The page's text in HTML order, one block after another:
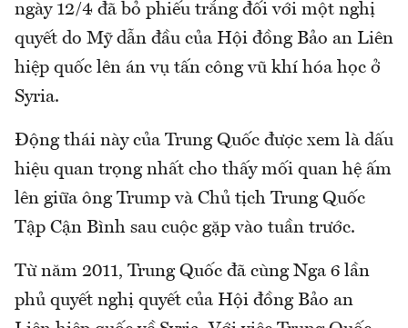
ngày 12/4 đã bỏ phiếu trắng đối với một nghị
quyết do Mỹ dẫn đầu của Hội đồng Bảo an Liên
hiệp quốc lên án vụ tấn công vũ khí hóa học ở
Syria.
Động thái này của Trung Quốc được xem là dấu
hiệu quan trọng nhất cho thấy mối quan hệ ấm
lên giữa ông Trump và Chủ tịch Trung Quốc
Tập Cận Bình sau cuộc gặp vào tuần trước.
Từ năm 2011, Trung Quốc đã cùng Nga 6 lần
phủ quyết nghị quyết của Hội đồng Bảo an